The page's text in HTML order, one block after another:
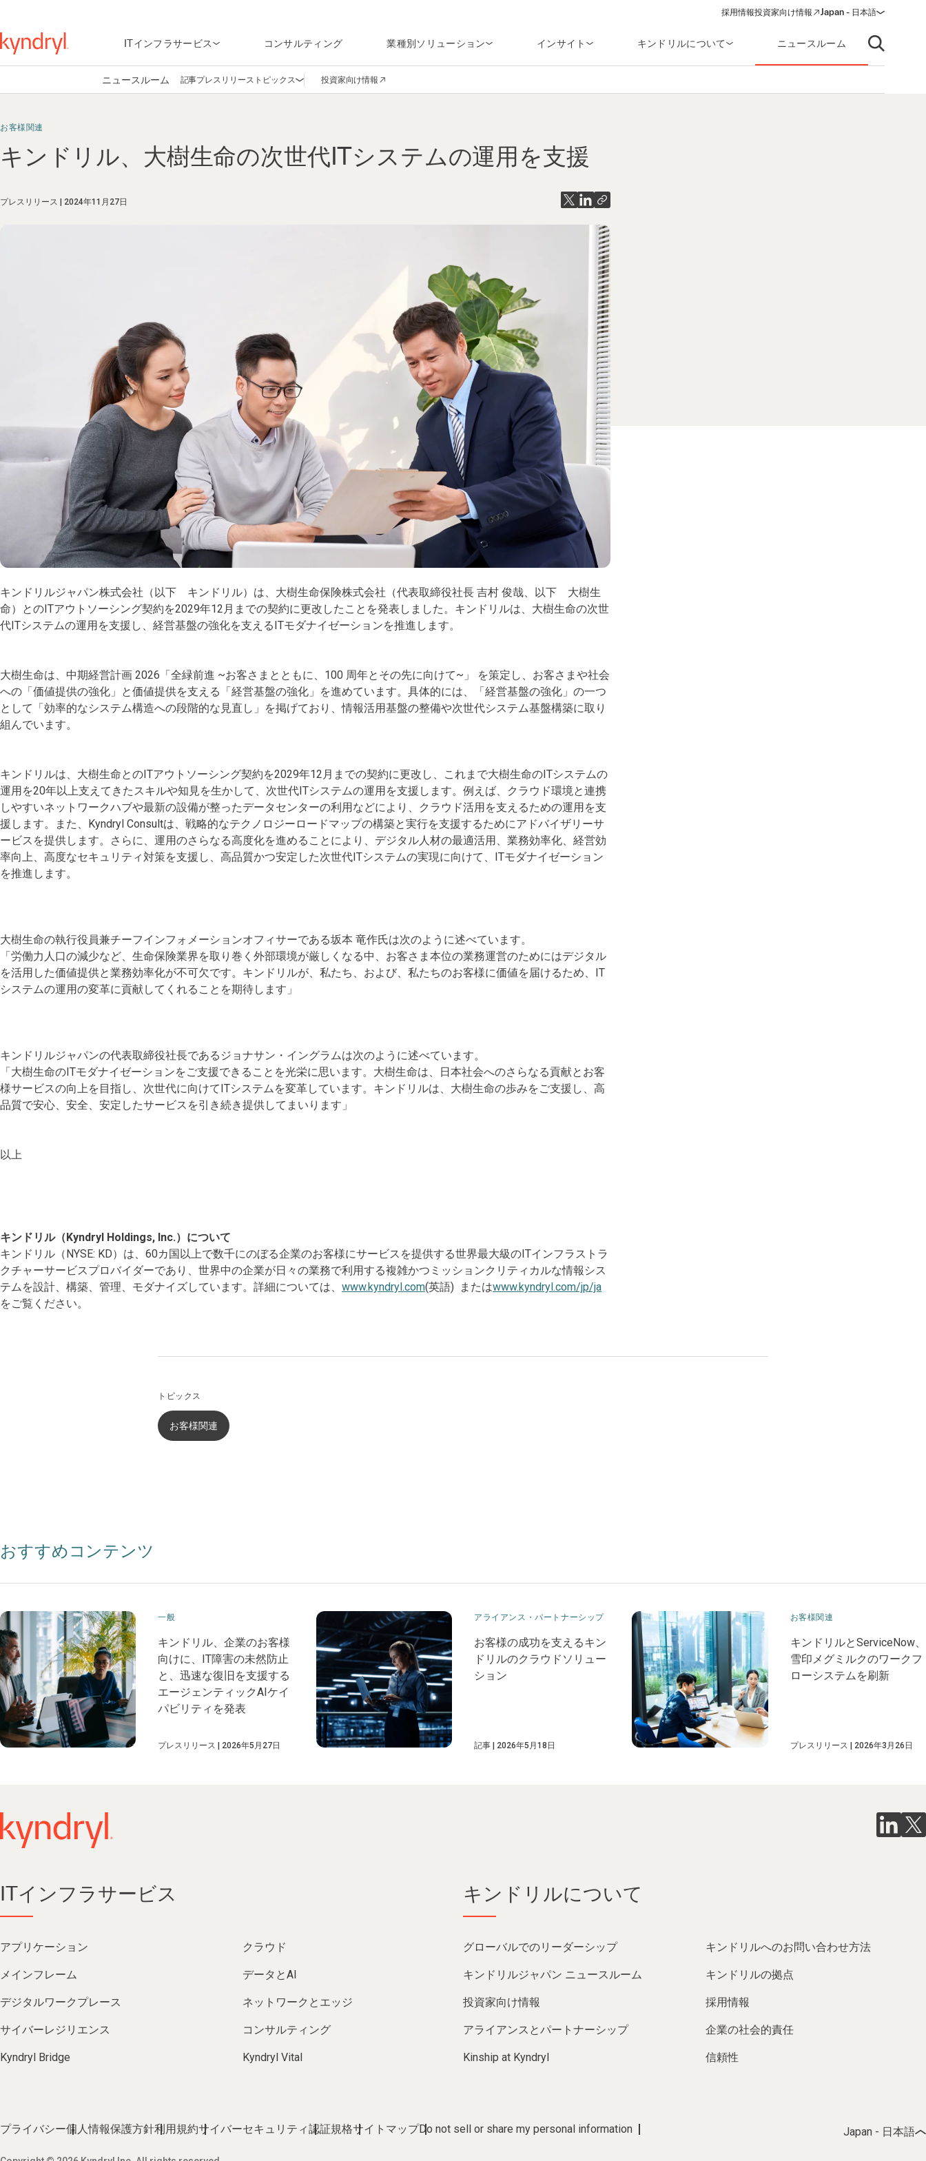
採用情報投資家向け情報
(opens in a new window)
Japan - 日本語
ITインフラサービス コンサルティング 業種別ソリューション インサイト キンドリルについて ニュースルーム
Open
ニュースルーム 記事プレスリリース トピックスOpen navigation
投資家向け情報
(opens in a new window)
お客様関連
キンドリル、大樹生命の次世代ITシステムの運用を支援
プレスリリース 2024年11月27日
キンドリルジャパン株式会社（以下 キンドリル）は、大樹生命保険株式会社（代表取締役社長 吉村 俊哉、以下 大樹生
命）とのITアウトソーシング契約を2029年12月までの契約に更改したことを発表しました。キンドリルは、大樹生命の次世
代ITシステムの運用を支援し、経営基盤の強化を支えるITモダナイゼーションを推進します。
大樹生命は、中期経営計画 2026「全緑前進 ~お客さまとともに、100 周年とその先に向けて~」 を策定し、お客さまや社会
への「価値提供の強化」と価値提供を支える「経営基盤の強化」を進めています。具体的には、「経営基盤の強化」の一つ
として「効率的なシステム構造への段階的な見直し」を掲げており、情報活用基盤の整備や次世代システム基盤構築に取り
組んでいます。
キンドリルは、大樹生命とのITアウトソーシング契約を2029年12月までの契約に更改し、これまで大樹生命のITシステムの
運用を20年以上支えてきたスキルや知見を生かして、次世代ITシステムの運用を支援します。例えば、クラウド環境と連携
しやすいネットワークハブや最新の設備が整ったデータセンターの利用などにより、クラウド活用を支えるための運用を支
援します。また、Kyndryl Consultは、戦略的なテクノロジーロードマップの構築と実行を支援するためにアドバイザリーサ
ービスを提供します。さらに、運用のさらなる高度化を進めることにより、デジタル人材の最適活用、業務効率化、経営効
率向上、高度なセキュリティ対策を支援し、高品質かつ安定した次世代ITシステムの実現に向けて、ITモダナイゼーション
を推進します。
大樹生命の執行役員兼チーフインフォメーションオフィサーである坂本 竜作氏は次のように述べています。
「労働力人口の減少など、生命保険業界を取り巻く外部環境が厳しくなる中、お客さま本位の業務運営のためにはデジタル
を活用した価値提供と業務効率化が不可欠です。キンドリルが、私たち、および、私たちのお客様に価値を届けるため、IT
システムの運用の変革に貢献してくれることを期待します」
キンドリルジャパンの代表取締役社長であるジョナサン・イングラムは次のように述べています。
「大樹生命のITモダナイゼーションをご支援できることを光栄に思います。大樹生命は、日本社会へのさらなる貢献とお客
様サービスの向上を目指し、次世代に向けてITシステムを変革しています。キンドリルは、大樹生命の歩みをご支援し、高
品質で安心、安全、安定したサービスを引き続き提供してまいります」
以上
キンドリル（Kyndryl Holdings, Inc.）について
キンドリル（NYSE: KD）は、60カ国以上で数千にのぼる企業のお客様にサービスを提供する世界最大級のITインフラストラ
クチャーサービスプロバイダーであり、世界中の企業が日々の業務で利用する複雑かつミッションクリティカルな情報シス
テムを設計、構築、管理、モダナイズしています。詳細については、 www.kyndryl.com(英語) またはwww.kyndryl.com/jp/ja
をご覧ください。
トピックス
お客様関連
おすすめコンテンツ
一般
キンドリル、企業のお客様
向けに、IT障害の未然防止
と、迅速な復旧を支援する
エージェンティックAIケイ
パビリティを発表
プレスリリース 2026年5月27日
アライアンス・パートナーシップ
お客様の成功を支えるキン
ドリルのクラウドソリュー
ション
記事 2026年5月18日
お客様関連
キンドリルとServiceNow、
雪印メグミルクのワークフ
ローシステムを刷新
プレスリリース 2026年3月26日
ITインフラサービス
アプリケーション クラウド
メインフレーム データとAI
デジタルワークプレース ネットワークとエッジ
サイバーレジリエンス コンサルティング
Kyndryl Bridge Kyndryl Vital
キンドリルについて
グローバルでのリーダーシップ キンドリルへのお問い合わせ方法
キンドリルジャパン ニュースルーム キンドリルの拠点
投資家向け情報 採用情報
アライアンスとパートナーシップ 企業の社会的責任
Kinship at Kyndryl 信頼性
プライバシー個人情報保護方針利用規約サイバーセキュリティ認証規格サイトマップDo not sell or share my personal information Japan - 日本語